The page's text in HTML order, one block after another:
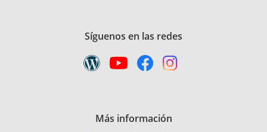
Síguenos en las redes
Más información